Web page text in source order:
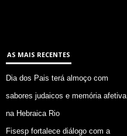
AS MAIS RECENTES
Dia dos Pais terá almoço com
sabores judaicos e memória afetiva
na Hebraica Rio
Fisesp fortalece diálogo com a